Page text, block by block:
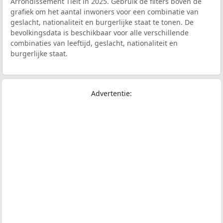
grafiek om het aantal inwoners voor een combinatie van
geslacht, nationaliteit en burgerlijke staat te tonen. De
bevolkingsdata is beschikbaar voor alle verschillende
combinaties van leeftijd, geslacht, nationaliteit en
burgerlijke staat.
Advertentie: